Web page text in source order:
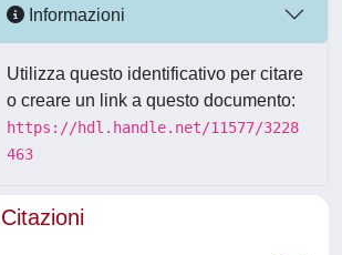
Informazioni
Utilizza questo identificativo per citare
o creare un link a questo documento:
https://hdl.handle.net/11577/3228
463
Citazioni